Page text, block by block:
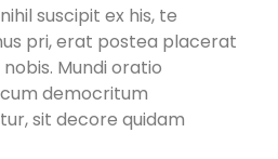
suscipit ex his, te
pri, erat postea placerat
Mundi oratio
democritum
sit decore quidam